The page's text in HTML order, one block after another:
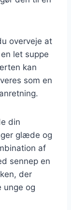
overveje at
let suppe
kan
som en
din
glæde og
af
sennep en
der
og